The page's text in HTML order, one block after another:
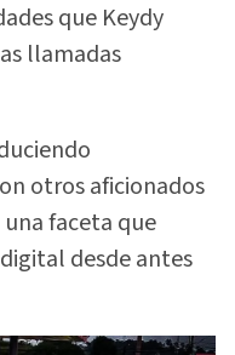
que Keydy
llamadas
otros aficionados
faceta que
desde antes